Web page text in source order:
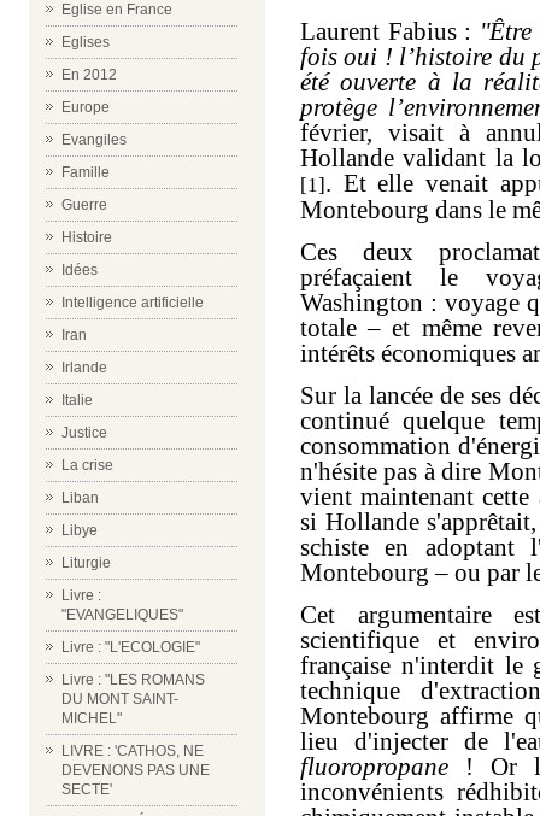
Eglise en France
Eglises
En 2012
Europe
Evangiles
Famille
Guerre
Histoire
Idées
Intelligence artificielle
Iran
Irlande
Italie
Justice
La crise
Liban
Libye
Liturgie
Livre :
"EVANGELIQUES"
Livre : "L'ECOLOGIE"
Livre : "LES ROMANS
DU MONT SAINT-
MICHEL"
LIVRE : 'CATHOS, NE
DEVENONS PAS UNE
SECTE'
Laurent Fabius :
fois oui ! l’histoire du
été ouverte à la
protège
février, visait à
Hollandevalidant la
[1]. Et elle venait
Montebourg dans le
Ces deux
préfaçaient le
Washington : voyage
totale – et même
intérêts économiques
Sur la lancée de ses
continué quelque
consommation
n'hésite pas à dire
vient maintenant cette
si Hollande
schiste en adoptant
Montebourg – ou par
Cet argumentaire
scientifique et
française n'interdit le
technique
Montebourg affirme
lieu d'injecter de
fluoropropane ! Or
inconvénients